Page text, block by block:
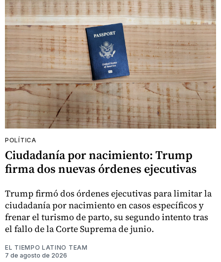
POLÍTICA
Ciudadanía por nacimiento: Trump
firma dos nuevas órdenes ejecutivas
Trump firmó dos órdenes ejecutivas para limitar la
ciudadanía por nacimiento en casos específicos y
frenar el turismo de parto, su segundo intento tras
el fallo de la Corte Suprema de junio.
EL TIEMPO LATINO TEAM
7 de agosto de 2026